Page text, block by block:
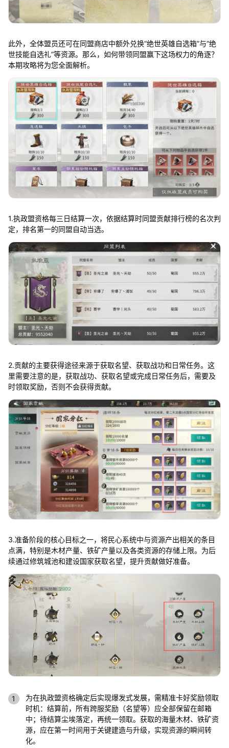
此外，全体盟员还可在同盟商店中额外兑换“绝世英雄自选箱”与“绝
世技能自选礼”等资源。那么，如何带领同盟赢下这场权力的角逐？
本期攻略将为您全面解析。
1.执政盟资格每三日结算一次，依据结算时同盟贡献排行榜的名次判
定，排名第一的同盟自动当选。
2.贡献的主要获得途径来源于获取名望、获取战功和日常任务。这
里需要注意的是，获取战功、获取名望或完成日常任务后，需要及
时领取奖励，否则不会获得贡献。
3.准备阶段的核心目标之一，将民心系统中与资源产出相关的条目
点满，特别是木材产量、铁矿产量以及各类资源的存储上限。为后
续通过修筑城池和建设国家获取名望，提升贡献做好准备。
为在执政盟资格确定后实现爆发式发展，需精准卡好奖励领取
时机：结算前，所有跨服奖励（名望等）应全部保留在邮箱
中；待结算尘埃落定，再统一领取。获取的海量木材、铁矿资
源，应在第一时间用于关键建造与升级，实现资源的瞬间转
化。